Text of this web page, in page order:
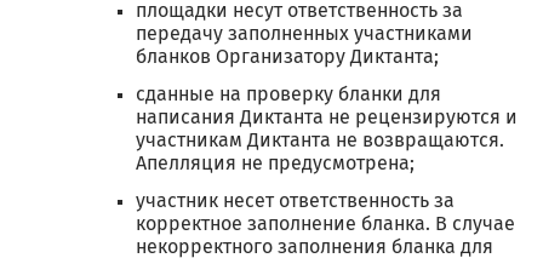
площадки несут ответственность за
передачу заполненных участниками
бланков Организатору Диктанта;
сданные на проверку бланки для
написания Диктанта не рецензируются и
участникам Диктанта не возвращаются.
Апелляция не предусмотрена;
участник несет ответственность за
корректное заполнение бланка. В случае
некорректного заполнения бланка для